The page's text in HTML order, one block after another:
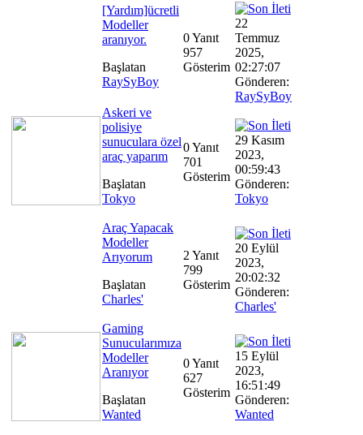
[Yardım]ücretli
Modeller
aranıyor.
Başlatan
RaySyBoy
0 Yanıt
957
Gösterim
22
Temmuz
2025,
02:27:07
Gönderen:
RaySyBoy
Askeri ve
polisiye
sunuculara özel
araç yaparım
Başlatan
Tokyo
0 Yanıt
701
Gösterim
29 Kasım
2023,
00:59:43
Gönderen:
Tokyo
Araç Yapacak
Modeller
Arıyorum
Başlatan
Charles'
2 Yanıt
799
Gösterim
20 Eylül
2023,
20:02:32
Gönderen:
Charles'
Gaming
Sunucularımıza
Modeller
Aranıyor
Başlatan
Wanted
0 Yanıt
627
Gösterim
15 Eylül
2023,
16:51:49
Gönderen:
Wanted